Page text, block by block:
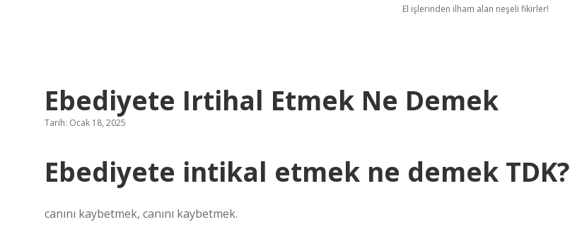
El işlerinden ilham alan neşeli fikirler!
Ebediyete Irtihal Etmek Ne Demek
Tarih: Ocak 18, 2025
Ebediyete intikal etmek ne demek TDK?
canını kaybetmek, canını kaybetmek.